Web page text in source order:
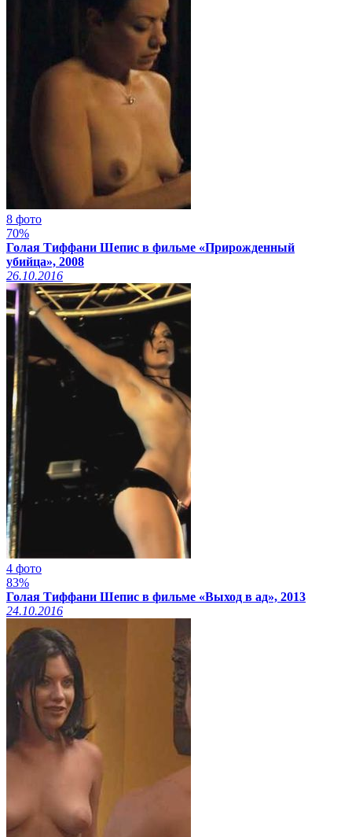
8 фото
70%
Голая Тиффани Шепис в фильме «Прирожденный
убийца», 2008
26.10.2016
4 фото
83%
Голая Тиффани Шепис в фильме «Выход в ад», 2013
24.10.2016